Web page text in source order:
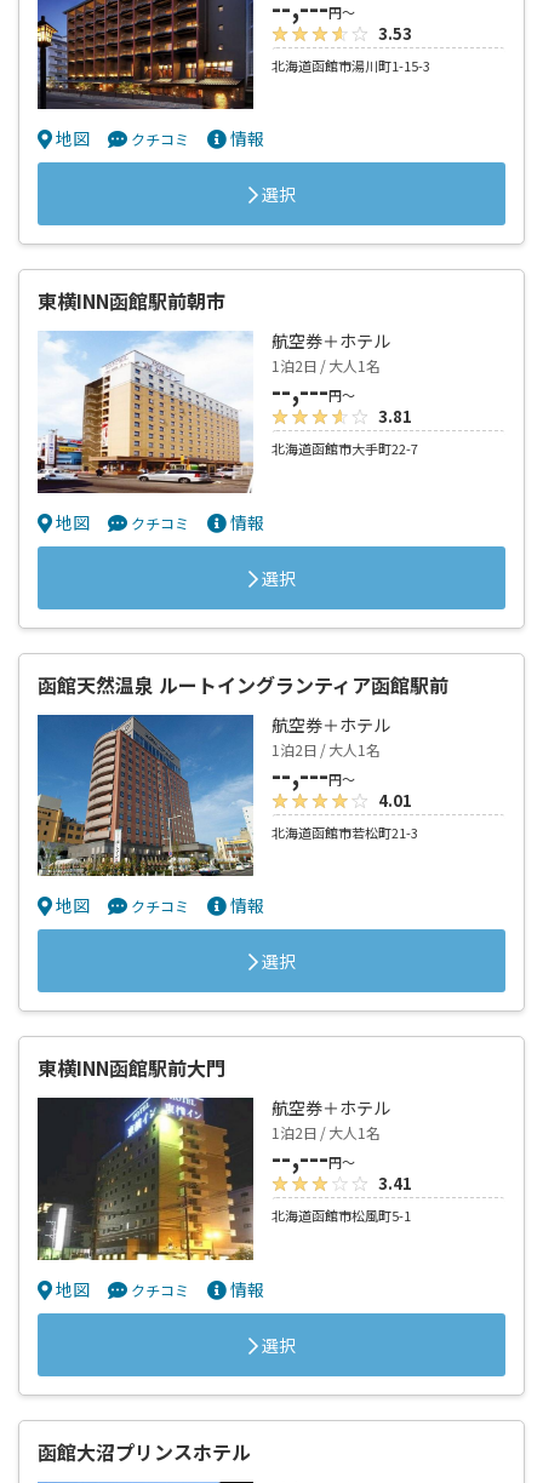
円～
3.53
北海道函館市湯川町1-15-3
地図 クチコミ 情報
選択
東横INN函館駅前朝市
航空券＋ホテル
1泊2日 / 大人1名
--,---円～
3.81
北海道函館市大手町22-7
地図 クチコミ 情報
選択
函館天然温泉 ルートイングランティア函館駅前
航空券＋ホテル
1泊2日 / 大人1名
--,---円～
4.01
北海道函館市若松町21-3
地図 クチコミ 情報
選択
東横INN函館駅前大門
航空券＋ホテル
1泊2日 / 大人1名
--,---円～
3.41
北海道函館市松風町5-1
地図 クチコミ 情報
選択
函館大沼プリンスホテル